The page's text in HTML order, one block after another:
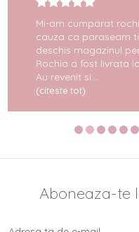
Mi-am cumparat rochia
cauza ca paraseam
deschis magazinul
Rochia a fost livrata la
Au revenit si...
(citeste tot)
Aboneaza-te